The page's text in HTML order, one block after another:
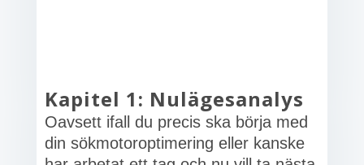
Kapitel 1: Nulägesanalys
Oavsett ifall du precis ska börja med
din sökmotoroptimering eller kanske